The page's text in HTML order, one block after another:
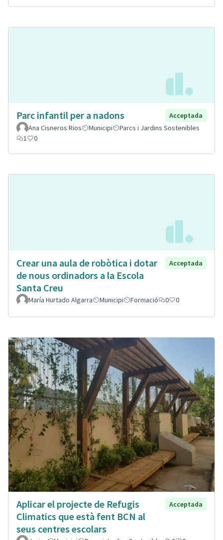
Parc infantil per a nadons
Acceptada
Ana Cisneros Rios
Municipi
Parcs i Jardins Sostenibles
1
0
Crear una aula de robòtica i dotar
de nous ordinadors a la Escola
Santa Creu
Acceptada
María Hurtado Algarra Municipi Formació 0 0
Aplicar el projecte de Refugis
Climatics que està fent BCN al
seus centres escolars
Acceptada